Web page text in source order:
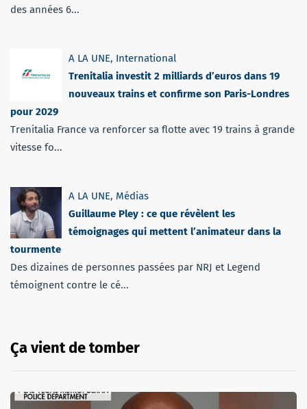
des années 6...
A LA UNE, International
Trenitalia investit 2 milliards d’euros dans 19
nouveaux trains et confirme son Paris-Londres
pour 2029
Trenitalia France va renforcer sa flotte avec 19 trains à grande
vitesse fo...
A LA UNE, Médias
Guillaume Pley : ce que révèlent les
témoignages qui mettent l’animateur dans la
tourmente
Des dizaines de personnes passées par NRJ et Legend
témoignent contre le cé...
Ça vient de tomber